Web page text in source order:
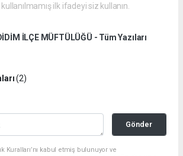
ilk ifadeyi siz kullanın.
İLÇE MÜFTÜLÜĞÜ - Tüm Yazıları
(2)
Gönder
Kuralları’nı kabul etmiş bulunuyor ve